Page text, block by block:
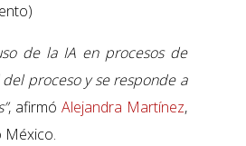
de la IA en procesos de
proceso y se responde a
, afirmó Alejandra Martínez,
México.